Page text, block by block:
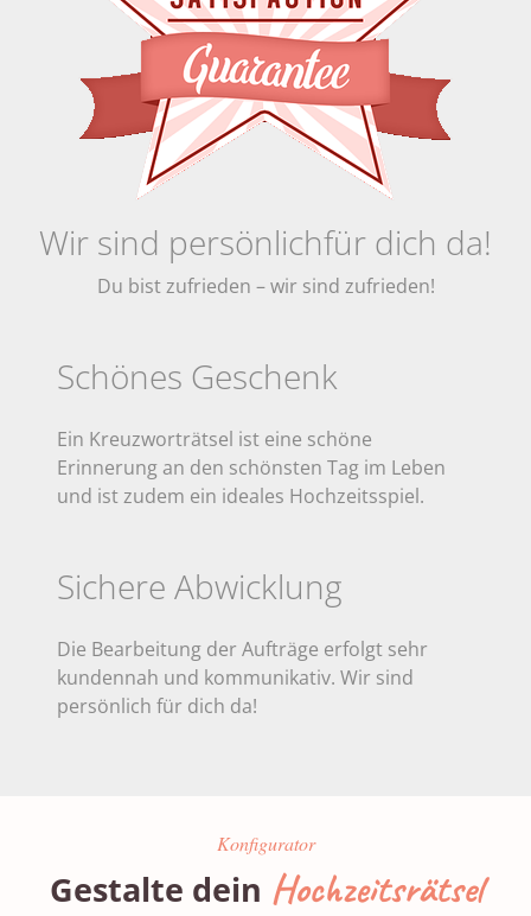
Wir sind persönlichfür dich da!
Du bist zufrieden – wir sind zufrieden!
Schönes Geschenk
Ein Kreuzworträtsel ist eine schöne
Erinnerung an den schönsten Tag im Leben
und ist zudem ein ideales Hochzeitsspiel.
Sichere Abwicklung
Die Bearbeitung der Aufträge erfolgt sehr
kundennah und kommunikativ. Wir sind
persönlich für dich da!
Konfigurator
Gestalte dein Hochzeitsrätsel